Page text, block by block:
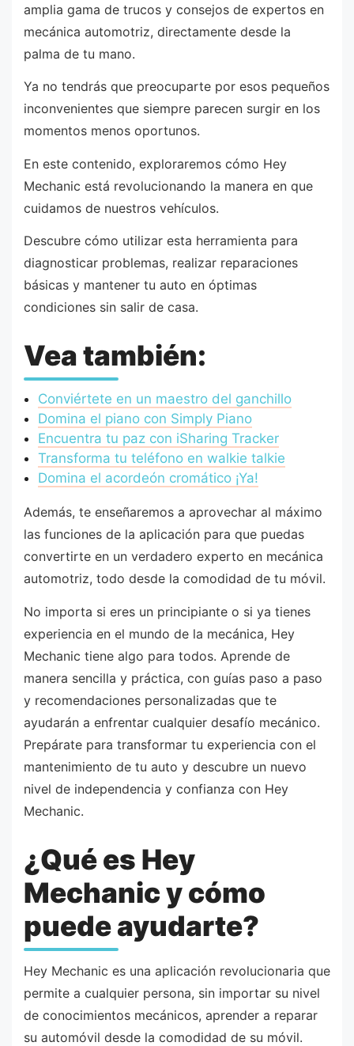
amplia gama de trucos y consejos de expertos en
mecánica automotriz, directamente desde la
palma de tu mano.
Ya no tendrás que preocuparte por esos pequeños
inconvenientes que siempre parecen surgir en los
momentos menos oportunos.
En este contenido, exploraremos cómo Hey
Mechanic está revolucionando la manera en que
cuidamos de nuestros vehículos.
Descubre cómo utilizar esta herramienta para
diagnosticar problemas, realizar reparaciones
básicas y mantener tu auto en óptimas
condiciones sin salir de casa.
Vea también:
Conviértete en un maestro del ganchillo
Domina el piano con Simply Piano
Encuentra tu paz con iSharing Tracker
Transforma tu teléfono en walkie talkie
Domina el acordeón cromático ¡Ya!
Además, te enseñaremos a aprovechar al máximo
las funciones de la aplicación para que puedas
convertirte en un verdadero experto en mecánica
automotriz, todo desde la comodidad de tu móvil.
No importa si eres un principiante o si ya tienes
experiencia en el mundo de la mecánica, Hey
Mechanic tiene algo para todos. Aprende de
manera sencilla y práctica, con guías paso a paso
y recomendaciones personalizadas que te
ayudarán a enfrentar cualquier desafío mecánico.
Prepárate para transformar tu experiencia con el
mantenimiento de tu auto y descubre un nuevo
nivel de independencia y confianza con Hey
Mechanic.
¿Qué es Hey
Mechanic y cómo
puede ayudarte?
Hey Mechanic es una aplicación revolucionaria que
permite a cualquier persona, sin importar su nivel
de conocimientos mecánicos, aprender a reparar
su automóvil desde la comodidad de su móvil.